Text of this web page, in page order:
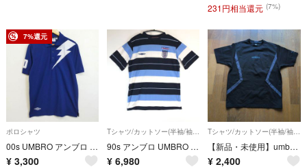
231円相当還元 (7%)
7%還元
ポロシャツ
00s UMBRO アンブロ 半袖 ポロシャツ 鹿の子 サンダー 雷 ナンバリング 刺繍ロゴ スポーツ ストリート アメカジ archive Y2K ブルー ネイビー サイズ L G561
¥ 3,300
Tシャツ/カットソー(半袖/袖なし)
90s アンブロ UMBRO イングランド代表 半袖鹿の子Tシャツ 海外M表記 デサント
¥ 6,980
Tシャツ/カットソー(半袖/袖なし)
【新品・未使用】umbro アンブロ メンズ Tシャツ ブラック Mサイズ
¥ 2,400